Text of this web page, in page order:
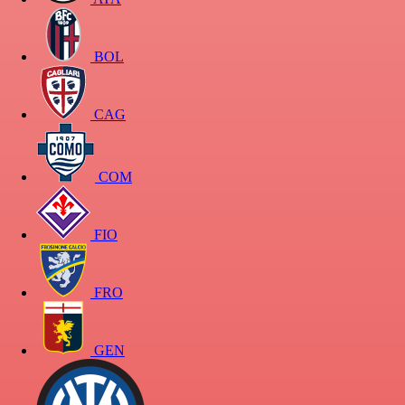
BOL
CAG
COM
FIO
FRO
GEN